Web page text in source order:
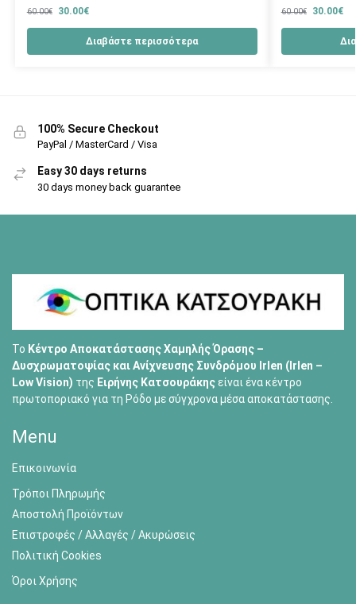
60.00€ 30.00€
Διαβάστε περισσότερα
60.00€ 30.00€
100% Secure Checkout
PayPal / MasterCard / Visa
Easy 30 days returns
30 days money back guarantee
Το Κέντρο Αποκατάστασης Χαμηλής Όρασης –
Δυσχρωματοψίας και Ανίχνευσης Συνδρόμου Irlen (Irlen –
Low Vision) της Ειρήνης Κατσουράκηςείναι ένα κέντρο
πρωτοποριακό για τη Ρόδο με σύγχρονα μέσα αποκατάστασης.
Menu
Επικοινωνία
Τρόποι Πληρωμής
Αποστολή Προϊόντων
Επιστροφές / Αλλαγές / Ακυρώσεις
Πολιτική Cookies
Όροι Χρήσης